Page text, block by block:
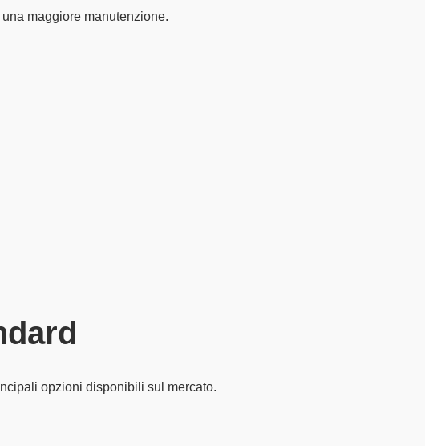
maggiore manutenzione.
opzioni disponibili sul mercato.